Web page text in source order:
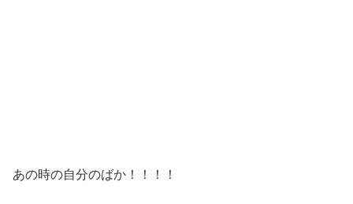
あの時の自分のばか！！！！